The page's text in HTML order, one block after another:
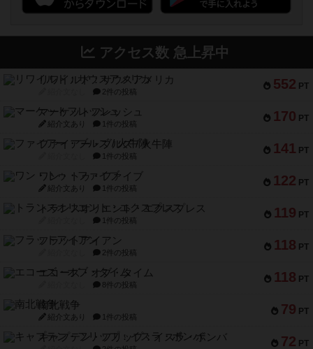
アクセス数 急上昇中
552 PT
リワイルド：サウスアメリカ
2件の投稿
170 PT
マーケットフレッシュ
紹介文あり 1件の投稿
141 PT
ファイアー・ブルズ / 火牛陣
1件の投稿
122 PT
ワン・トゥ・ファイブ
紹介文あり 1件の投稿
119 PT
トランスオリエント・エクスプレス
1件の投稿
118 PT
フラットアイアン
2件の投稿
118 PT
エコーズ・オブ・タイム
8件の投稿
79 PT
南北戦争
紹介文あり 1件の投稿
72 PT
キャプテン・フリップ：イスラ・ボンバ